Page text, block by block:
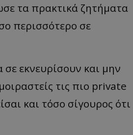
τα πρακτικά ζητήματα
περισσότερο σε
σε εκνευρίσουν και μην
τις πιο private
και τόσο σίγουρος ότι